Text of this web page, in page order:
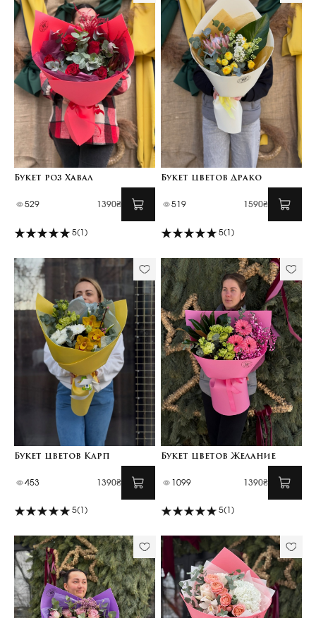
Букет роз Хавал
529 1390₴
5(1)
Букет цветов Драко
519 1590₴
5(1)
Букет цветов Карп
453 1390₴
5(1)
Букет цветов Желание
1099 1390₴
5(1)